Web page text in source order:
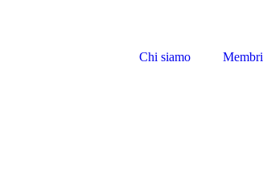
Chi siamo Membri